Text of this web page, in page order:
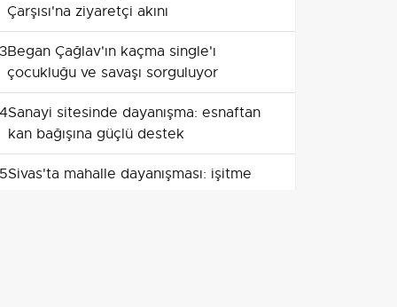
Çarşısı'na ziyaretçi akını
3Began Çağlav'ın kaçma single'ı
çocukluğu ve savaşı sorguluyor
4Sanayi sitesinde dayanışma: esnaftan
kan bağışına güçlü destek
5Sivas'ta mahalle dayanışması: işitme